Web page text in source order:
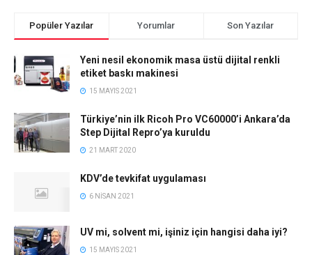
Popüler Yazılar Yorumlar Son Yazılar
Yeni nesil ekonomik masa üstü dijital renkli
etiket baskı makinesi
15 MAYIS 2021
Türkiye’nin ilk Ricoh Pro VC60000’i Ankara’da
Step Dijital Repro’ya kuruldu
21 MART 2020
KDV’de tevkifat uygulaması
6 NISAN 2021
UV mi, solvent mi, işiniz için hangisi daha iyi?
15 MAYIS 2021